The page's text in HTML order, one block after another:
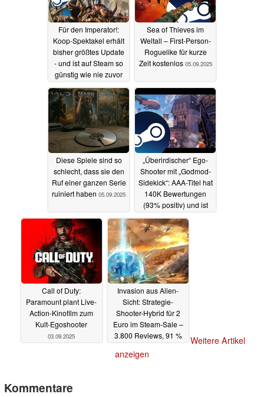
Für den Imperator!:
Koop-Spektakel erhält
bisher größtes Update
- und ist auf Steam so
günstig wie nie zuvor
05.09.2025
Sea of Thieves im
Weltall – First-Person-
Roguelike für kurze
Zeit kostenlos 05.09.2025
Diese Spiele sind so
schlecht, dass sie den
Ruf einer ganzen Serie
ruiniert haben 05.09.2025
„Überirdischer“ Ego-
Shooter mit „Godmod-
Sidekick“: AAA-Titel hat
140K Bewertungen
(93% positiv) und ist
auf Steam zum
Bestpreis von 7,50
Euro erhältlich
04.09.2025
Call of Duty:
Paramount plant Live-
Action-Kinofilm zum
Kult-Egoshooter
03.09.2025
Invasion aus Alien-
Sicht: Strategie-
Shooter-Hybrid für 2
Euro im Steam-Sale –
3.800 Reviews, 91 %
Weitere Artikel
anzeigen
Kommentare